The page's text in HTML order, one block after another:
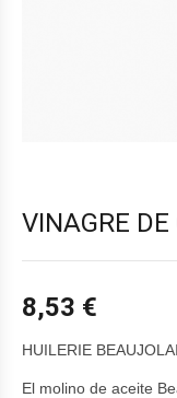
VINAGRE
8,53 €
HUILERIE
El molino de aceite